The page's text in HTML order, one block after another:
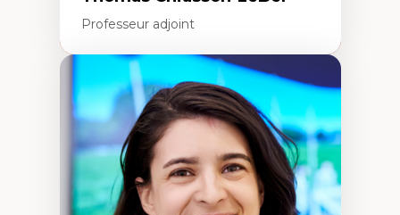
Professeur adjoint
Expertises
Théories du développement
Économie politique comparée
Élites économiques
Sociologie économique
Extractivisme
Classes sociales
Mouvements sociaux
Théories de l’État